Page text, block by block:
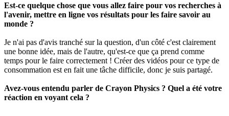
Est-ce quelque chose que vous allez faire pour vos recherches à
l'avenir, mettre en ligne vos résultats pour les faire savoir au
monde ?
Je n'ai pas d'avis tranché sur la question, d'un côté c'est clairement
une bonne idée, mais de l'autre, qu'est-ce que ça prend comme
temps pour le faire correctement ! Créer des vidéos pour ce type de
consommation est en fait une tâche difficile, donc je suis partagé.
Avez-vous entendu parler de Crayon Physics ? Quel a été votre
réaction en voyant cela ?